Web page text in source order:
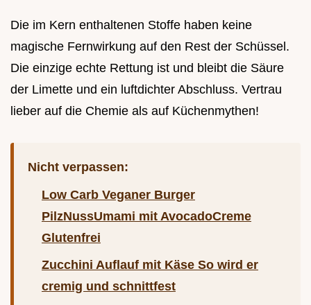
Die im Kern enthaltenen Stoffe haben keine
magische Fernwirkung auf den Rest der Schüssel.
Die einzige echte Rettung ist und bleibt die Säure
der Limette und ein luftdichter Abschluss. Vertrau
lieber auf die Chemie als auf Küchenmythen!
Nicht verpassen:
Low Carb Veganer Burger
PilzNussUmami mit AvocadoCreme
Glutenfrei
Zucchini Auflauf mit Käse So wird er
cremig und schnittfest